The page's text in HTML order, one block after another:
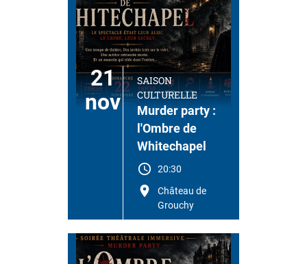
21
nov
SAISON
CULTURELLE
Murder party :
l'Ombre de
Whitechapel
20:30
Château de
Grouchy